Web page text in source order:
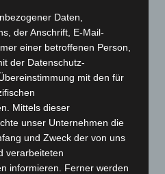
Erlebnis-Zoo Hannover:
mit The Ellingtones
Bad Nenndorf
mit 350.000
Daten,
der Anschrift, E-Mail-
einer betroffenen Person,
der Datenschutz-
mit den für
Mittels dieser
unser Unternehmen die
und Zweck der von uns
verarbeiteten
informieren. Ferner werden